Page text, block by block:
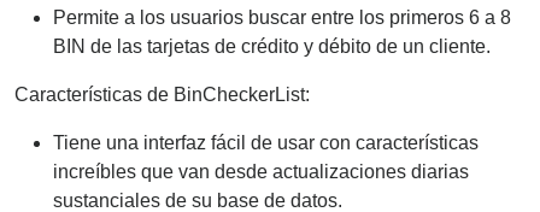
Permite a los usuarios buscar entre los primeros 6 a 8
BIN de las tarjetas de crédito y débito de un cliente.
Características de BinCheckerList:
Tiene una interfaz fácil de usar con características
increíbles que van desde actualizaciones diarias
sustanciales de su base de datos.